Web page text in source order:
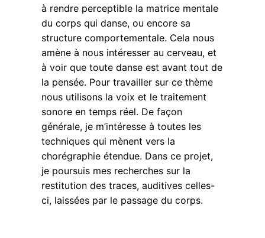
à rendre perceptible la matrice mentale
du corps qui danse, ou encore sa
structure comportementale. Cela nous
amène à nous intéresser au cerveau, et
à voir que toute danse est avant tout de
la pensée. Pour travailler sur ce thème
nous utilisons la voix et le traitement
sonore en temps réel. De façon
générale, je m’intéresse à toutes les
techniques qui mènent vers la
chorégraphie étendue. Dans ce projet,
je poursuis mes recherches sur la
restitution des traces, auditives celles-
ci, laissées par le passage du corps.